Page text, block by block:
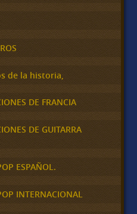
de la historia,
DE FRANCIA
DE GUITARRA
ESPAÑOL.
INTERNACIONAL